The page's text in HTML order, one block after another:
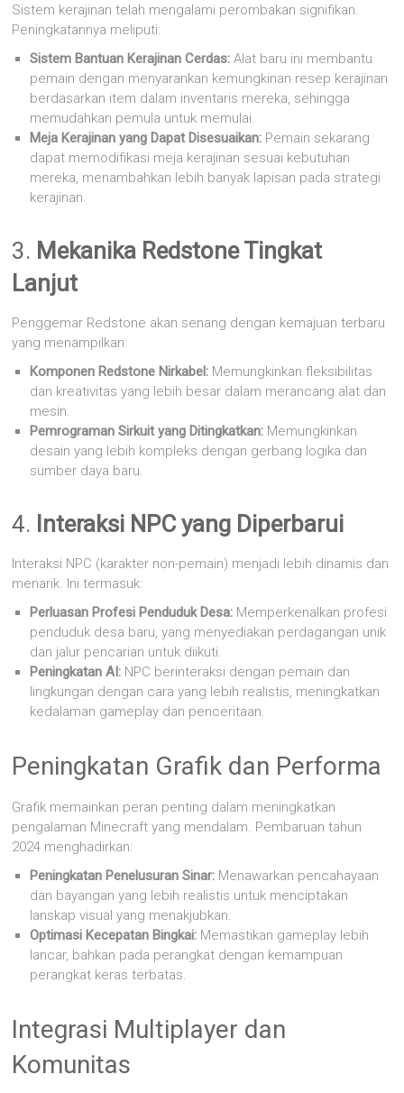
Sistem kerajinan telah mengalami perombakan signifikan.
Peningkatannya meliputi:
Sistem Bantuan Kerajinan Cerdas: Alat baru ini membantu
pemain dengan menyarankan kemungkinan resep kerajinan
berdasarkan item dalam inventaris mereka, sehingga
memudahkan pemula untuk memulai.
Meja Kerajinan yang Dapat Disesuaikan: Pemain sekarang
dapat memodifikasi meja kerajinan sesuai kebutuhan
mereka, menambahkan lebih banyak lapisan pada strategi
kerajinan.
3. Mekanika Redstone Tingkat
Lanjut
Penggemar Redstone akan senang dengan kemajuan terbaru
yang menampilkan:
Komponen Redstone Nirkabel: Memungkinkan fleksibilitas
dan kreativitas yang lebih besar dalam merancang alat dan
mesin.
Pemrograman Sirkuit yang Ditingkatkan: Memungkinkan
desain yang lebih kompleks dengan gerbang logika dan
sumber daya baru.
4. Interaksi NPC yang Diperbarui
Interaksi NPC (karakter non-pemain) menjadi lebih dinamis dan
menarik. Ini termasuk:
Perluasan Profesi Penduduk Desa: Memperkenalkan profesi
penduduk desa baru, yang menyediakan perdagangan unik
dan jalur pencarian untuk diikuti.
Peningkatan AI: NPC berinteraksi dengan pemain dan
lingkungan dengan cara yang lebih realistis, meningkatkan
kedalaman gameplay dan penceritaan.
Peningkatan Grafik dan Performa
Grafik memainkan peran penting dalam meningkatkan
pengalaman Minecraft yang mendalam. Pembaruan tahun
2024 menghadirkan:
Peningkatan Penelusuran Sinar: Menawarkan pencahayaan
dan bayangan yang lebih realistis untuk menciptakan
lanskap visual yang menakjubkan.
Optimasi Kecepatan Bingkai: Memastikan gameplay lebih
lancar, bahkan pada perangkat dengan kemampuan
perangkat keras terbatas.
Integrasi Multiplayer dan
Komunitas